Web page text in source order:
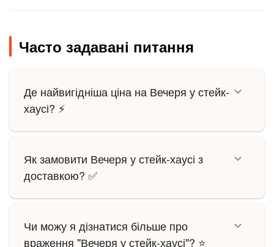
Часто задавані питання
Де найвигідніша ціна на Вечеря у стейк-
хаусі? ⚡
Як замовити Вечеря у стейк-хаусі з
доставкою? ✅
Чи можу я дізнатися більше про
враження "Вечеря у стейк-хаусі"? ⭐